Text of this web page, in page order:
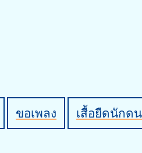
ขอเพลง เสื้อยืดนักด